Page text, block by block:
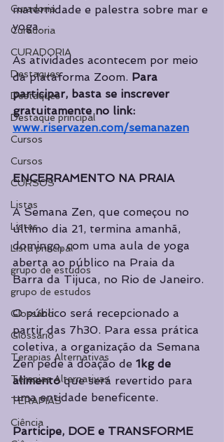
Curadoria
Curadoria
CURADORIA
Destaques
Destaques
Destaque principal
Cursos
Cursos
CURSOS
Listas
Listas
Lista principal
grupo de estudos
grupo de estudos
Glossário
Glossário
Terapias Alternativas
Terapias Alternativas
TERAPIAS
Ciência
maternidade e palestra sobre mar e
yoga.
As atividades acontecem por meio
da plataforma Zoom. Para
participar, basta se inscrever
gratuitamente no link:
www.riservazen.com/semanazen
ENCERRAMENTO NA PRAIA
A Semana Zen, que começou no
último dia 21, termina amanhã,
domingo, com uma aula de yoga
aberta ao público na Praia da
Barra da Tijuca, no Rio de Janeiro.
O público será recepcionado a
partir das 7h30. Para essa prática
coletiva, a organização da Semana
Zen pede a doação de 1kg de
alimento que será revertido para
uma entidade beneficente.
Participe, DOE e TRANSFORME